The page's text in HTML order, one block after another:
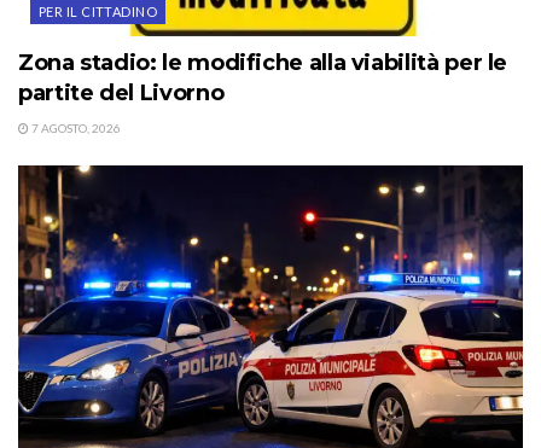
PER IL CITTADINO
Zona stadio: le modifiche alla viabilità per le
partite del Livorno
7 AGOSTO, 2026